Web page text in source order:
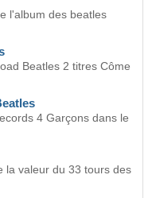
l'album des beatles
Beatles 2 titres Côme
4 Garçons dans le
la valeur du 33 tours des